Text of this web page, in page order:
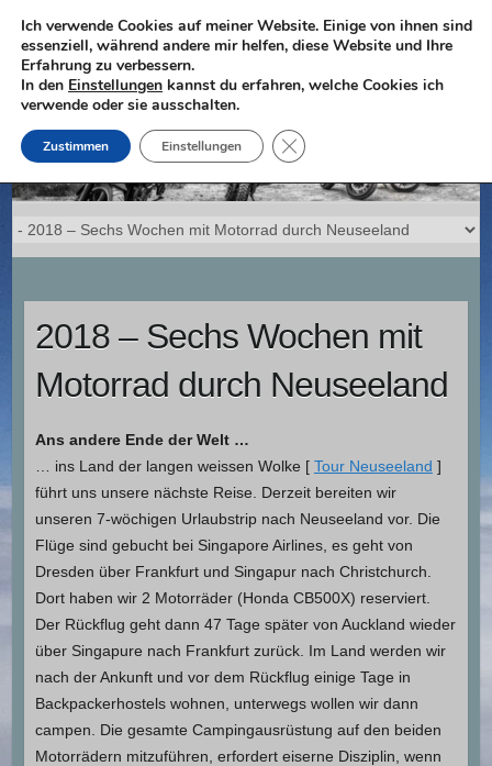
Skip
content
2018 – Sechs Wochen mit
Motorrad durch Neuseeland
Ans andere Ende der Welt …
… ins Land der langen weissen Wolke [ Tour Neuseeland ]
führt uns unsere nächste Reise. Derzeit bereiten wir
unseren 7-wöchigen Urlaubstrip nach Neuseeland vor. Die
Flüge sind gebucht bei Singapore Airlines, es geht von
Dresden über Frankfurt und Singapur nach Christchurch.
Dort haben wir 2 Motorräder (Honda CB500X) reserviert.
Der Rückflug geht dann 47 Tage später von Auckland wieder
über Singapure nach Frankfurt zurück. Im Land werden wir
nach der Ankunft und vor dem Rückflug einige Tage in
Backpackerhostels wohnen, unterwegs wollen wir dann
campen. Die gesamte Campingausrüstung auf den beiden
Motorrädern mitzuführen, erfordert eiserne Disziplin, wenn
Ich verwende Cookies auf meiner Website. Einige von ihnen sind
essenziell, während andere mir helfen, diese Website und Ihre
Erfahrung zu verbessern.
In den Einstellungen kannst du erfahren, welche Cookies ich
verwende oder sie ausschalten.
Zustimmen Einstellungen GDPR Cookie-Banner